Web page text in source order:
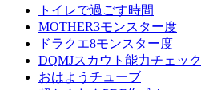
トイレで過ごす時間
MOTHER3モンスター度
ドラクエ8モンスター度
DQMJスカウト能力チェック
おはようチューブ